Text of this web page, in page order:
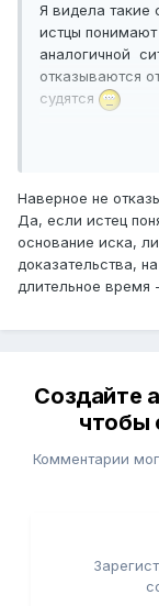
Я видела такие
истцы понимают
аналогичной
отказываются
судятся
Наверное не
Да, если истец
основание иска,
доказательства,
длительное время
Создайте
чтобы
Комментарии